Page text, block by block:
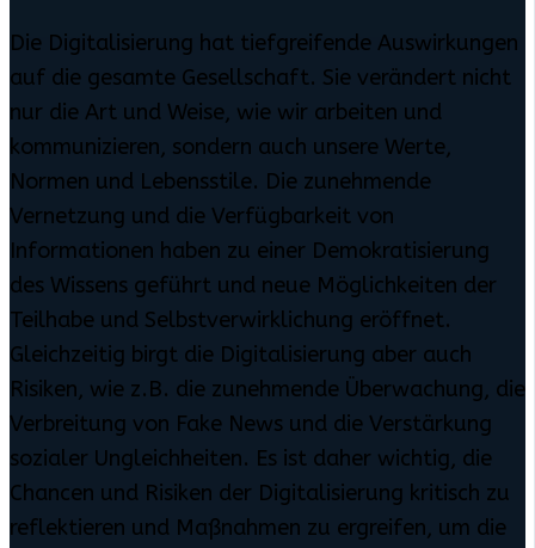
Die Digitalisierung hat tiefgreifende Auswirkungen
auf die gesamte Gesellschaft. Sie verändert nicht
nur die Art und Weise, wie wir arbeiten und
kommunizieren, sondern auch unsere Werte,
Normen und Lebensstile. Die zunehmende
Vernetzung und die Verfügbarkeit von
Informationen haben zu einer Demokratisierung
des Wissens geführt und neue Möglichkeiten der
Teilhabe und Selbstverwirklichung eröffnet.
Gleichzeitig birgt die Digitalisierung aber auch
Risiken, wie z.B. die zunehmende Überwachung, die
Verbreitung von Fake News und die Verstärkung
sozialer Ungleichheiten. Es ist daher wichtig, die
Chancen und Risiken der Digitalisierung kritisch zu
reflektieren und Maßnahmen zu ergreifen, um die